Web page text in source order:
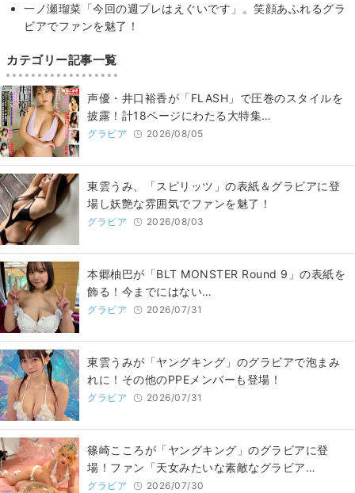
一ノ瀬瑠菜「今回の週プレはえぐいです」。笑顔あふれるグラ
ビアでファンを魅了！
カテゴリー記事一覧
声優・井口裕香が「FLASH」で圧巻のスタイルを
披露！計18ページにわたる大特集…
グラビア 2026/08/05
東雲うみ、「スピリッツ」の表紙＆グラビアに登
場し妖艶な雰囲気でファンを魅了！
グラビア 2026/08/03
本郷柚巴が「BLT MONSTER Round 9」の表紙を
飾る！今までにはない…
グラビア 2026/07/31
東雲うみが「ヤングキング」のグラビアで泡まみ
れに！その他のPPEメンバーも登場！
グラビア 2026/07/31
篠崎こころが「ヤングキング」のグラビアに登
場！ファン「天女みたいな素敵なグラビア…
グラビア 2026/07/30